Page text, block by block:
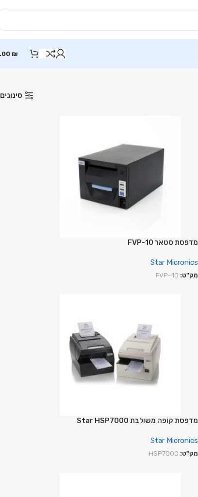
₪
סינונים
מדפסת סטאר FVP-10
Star Micronics
מק"ט: FVP-10
מדפסת קופה משולבת Star HSP7000
Star Micronics
מק"ט: HSP7000